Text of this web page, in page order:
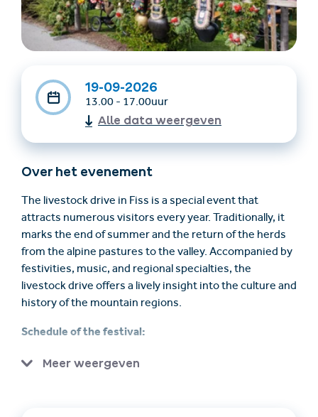
vinden
Nederlands
+43/5476/6239
info@serfaus-fiss-ladis.at
19-09-2026
13.00 - 17.00uur
Alle data weergeven
Over het evenement
The livestock drive in Fiss is a special event that
attracts numerous visitors every year. Traditionally, it
marks the end of summer and the return of the herds
from the alpine pastures to the valley. Accompanied by
festivities, music, and regional specialties, the
livestock drive offers a lively insight into the culture and
history of the mountain regions.
Schedule of the festival:
11.00 am:Festival begins at the Cultural Center
Meer weergeven